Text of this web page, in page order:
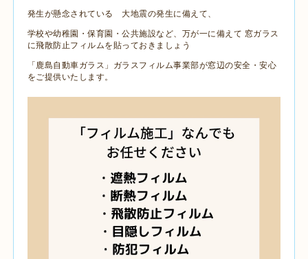
発生が懸念されている 大地震の発生に備えて、
学校や幼稚園・保育園・公共施設など、万が一に備えて 窓ガラス
に飛散防止フィルムを貼っておきましょう
「鹿島自動車ガラス」ガラスフィルム事業部が窓辺の安全・安心
をご提供いたします。